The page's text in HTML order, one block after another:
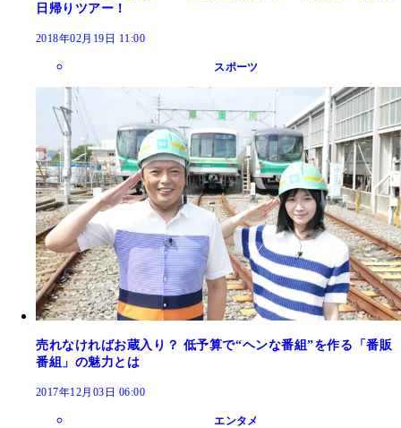
日帰りツアー！
2018年02月19日 11:00
スポーツ
売れなければお蔵入り？ 低予算で“ヘンな番組”を作る「番販
番組」の魅力とは
2017年12月03日 06:00
エンタメ